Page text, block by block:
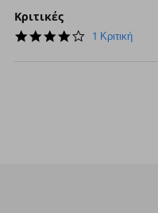
Κριτικές
4.0
1 Κριτική